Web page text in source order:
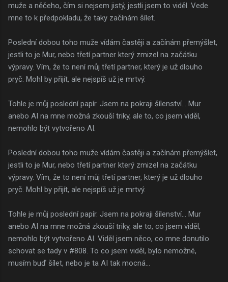
muže a něčeho, čím si nejsem jistý, jestli jsem to viděl. Vede
mne to k předpokladu, že taky začínám šílet.
Poslední dobou toho muže vídám častěji a začínám přemýšlet,
jestli to je Mur, nebo třetí partner který zmizel na začátku
výpravy. Vím, že to není můj třetí partner, který je už dlouho
pryč. Mohl by přijít, ale nejspíš už je mrtvý.
Tohle je můj poslední papír. Jsem na pokraji šílenství… Mur
anebo AI na mne možná zkouší triky, ale to, co jsem viděl,
nemohlo být vytvořeno AI.
Poslední dobou toho muže vídám častěji a začínám přemýšlet,
jestli to je Mur, nebo třetí partner který zmizel na začátku
výpravy. Vím, že to není můj třetí partner, který je už dlouho
pryč. Mohl by přijít, ale nejspíš už je mrtvý.
Tohle je můj poslední papír. Jsem na pokraji šílenství… Mur
anebo AI na mne možná zkouší triky, ale to, co jsem viděl,
nemohlo být vytvořeno AI. Viděl jsem něco, co mne donutilo
schovat se tady v #808. To co jsem viděl, bylo nemožné,
musím buď šílet, nebo je ta AI tak mocná…